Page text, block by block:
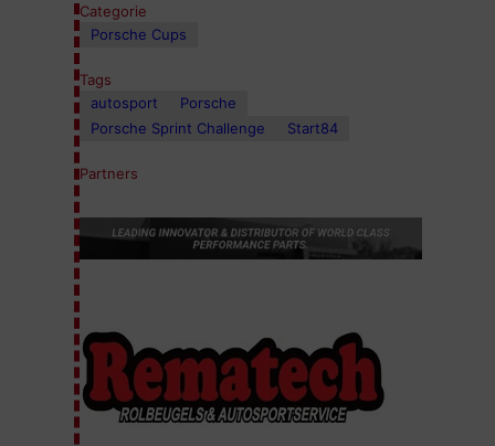
Categorie
Porsche Cups
Tags
autosport
Porsche
Porsche Sprint Challenge
Start84
Partners